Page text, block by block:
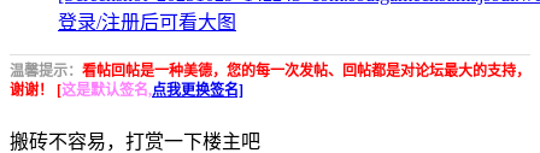
登录/注册后可看大图
温馨提示： 看帖回帖是一种美德，您的每一次发帖、回帖都是对论坛最大的支持，
谢谢！ [这是默认签名,点我更换签名]
搬砖不容易，打赏一下楼主吧